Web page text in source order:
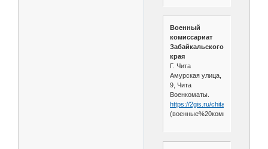
Военный
комиссариат
Забайкальского
края
Г. Чита
​Амурская улица,
9, Чита
Военкоматы.
https://2gis.ru/chita/search/
(военные%20комиссариаты)/